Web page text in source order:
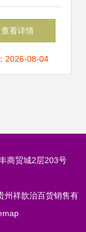
造商超高效
木质货架解
查看详情
2026-08-04
商贸城2层203号
州祥歆治百货销售有